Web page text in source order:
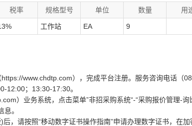
税率 规格型号 单位 数量 用
工作站 EA 9
www.chdtp.com），完成平台注册。服务咨询电话（
12:00；13:30-17:30。
）业务系统，点击菜单”非招采购系统“-“采购报价管理-询
。
，请按照“移动数字证书操作指南”申请办理数字证书，在加